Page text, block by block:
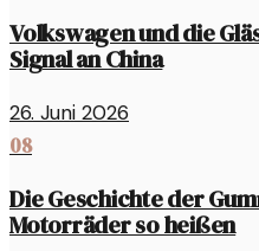
Volkswagen und die
Signal an China
26. Juni 2026
08
Die Geschichte der
Motorräder so heißen